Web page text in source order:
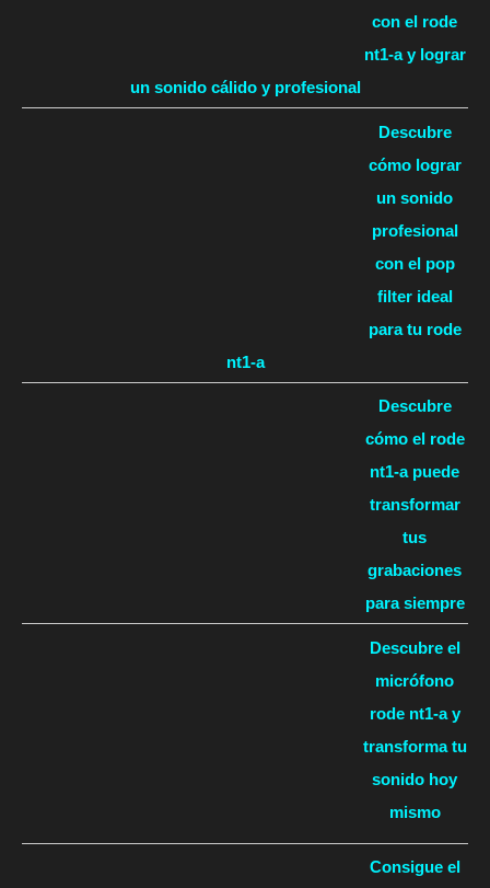
con el rode
nt1-a y lograr
un sonido cálido y profesional
Descubre
cómo lograr
un sonido
profesional
con el pop
filter ideal
para tu rode
nt1-a
Descubre
cómo el rode
nt1-a puede
transformar
tus
grabaciones
para siempre
Descubre el
micrófono
rode nt1-a y
transforma tu
sonido hoy
mismo
Consigue el